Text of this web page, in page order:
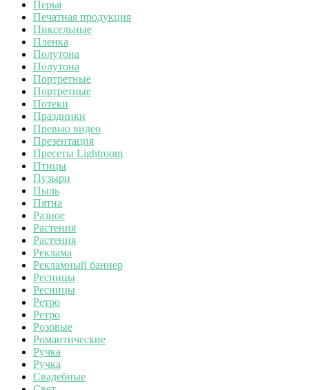
Перья
Печатная продукция
Пиксельные
Пленка
Полутона
Полутона
Портретные
Портретные
Потеки
Праздники
Превью видео
Презентация
Пресеты Lightroom
Птицы
Пузыри
Пыль
Пятна
Разное
Растения
Растения
Реклама
Рекламный баннер
Ресницы
Ресницы
Ретро
Ретро
Розовые
Романтические
Ручка
Ручка
Свадебные